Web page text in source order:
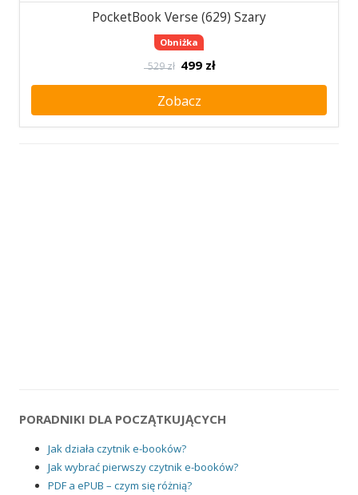
PocketBook Verse (629) Szary
Obniżka
529 zł 499 zł
Zobacz
PORADNIKI DLA POCZĄTKUJĄCYCH
Jak działa czytnik e-booków?
Jak wybrać pierwszy czytnik e-booków?
PDF a ePUB – czym się różnią?